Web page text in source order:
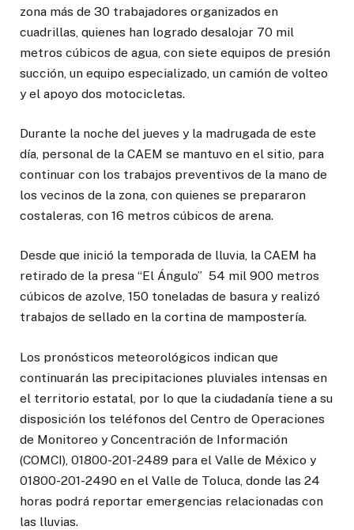
zona más de 30 trabajadores organizados en
cuadrillas, quienes han logrado desalojar 70 mil
metros cúbicos de agua, con siete equipos de presión
succión, un equipo especializado, un camión de volteo
y el apoyo dos motocicletas.
Durante la noche del jueves y la madrugada de este
día, personal de la CAEM se mantuvo en el sitio, para
continuar con los trabajos preventivos de la mano de
los vecinos de la zona, con quienes se prepararon
costaleras, con 16 metros cúbicos de arena.
Desde que inició la temporada de lluvia, la CAEM ha
retirado de la presa “El Ángulo” 54 mil 900 metros
cúbicos de azolve, 150 toneladas de basura y realizó
trabajos de sellado en la cortina de mampostería.
Los pronósticos meteorológicos indican que
continuarán las precipitaciones pluviales intensas en
el territorio estatal, por lo que la ciudadanía tiene a su
disposición los teléfonos del Centro de Operaciones
de Monitoreo y Concentración de Información
(COMCI), 01800-201-2489 para el Valle de México y
01800-201-2490 en el Valle de Toluca, donde las 24
horas podrá reportar emergencias relacionadas con
las lluvias.